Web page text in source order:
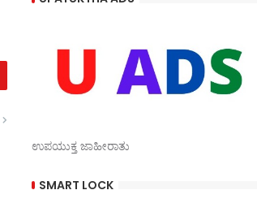
ಉಪಯುಕ್ತ ಜಾಹೀರಾತು
SMART LOCK